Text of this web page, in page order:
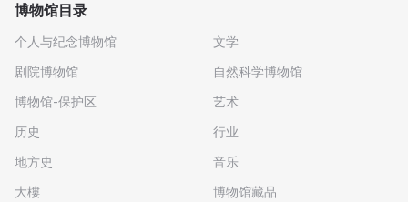
博物馆目录
个人与纪念博物馆
剧院博物馆
博物馆-保护区
历史
地方史
大樓
文学
自然科学博物馆
艺术
行业
音乐
博物馆藏品